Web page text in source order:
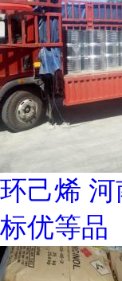
环己烯
标优等品